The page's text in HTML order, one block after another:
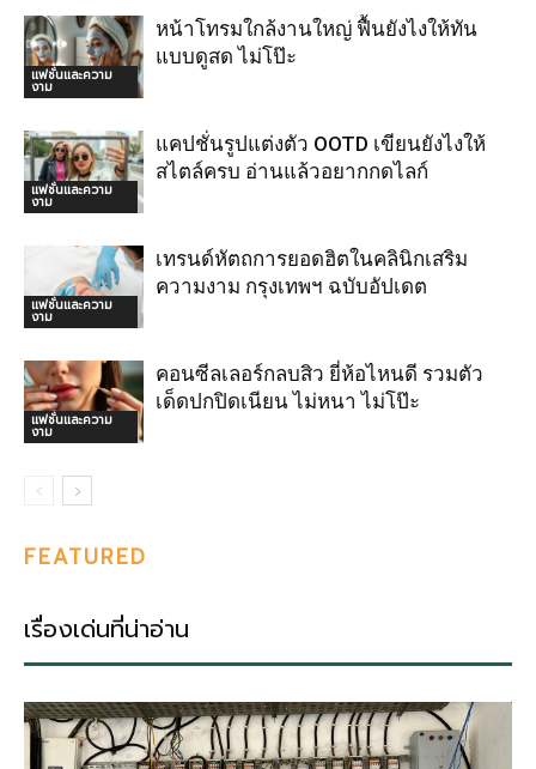
แฟชั่นและความ
งาม
หน้าโทรมใกล้งานใหญ่ ฟื้นยังไงให้ทัน
แบบดูสด ไม่โป๊ะ
แฟชั่นและความ
งาม
แคปชั่นรูปแต่งตัว OOTD เขียนยังไงให้
สไตล์ครบ อ่านแล้วอยากกดไลก์
แฟชั่นและความ
งาม
เทรนด์หัตถการยอดฮิตในคลินิกเสริม
ความงาม กรุงเทพฯ ฉบับอัปเดต
แฟชั่นและความ
งาม
คอนซีลเลอร์กลบสิว ยี่ห้อไหนดี รวมตัว
เด็ดปกปิดเนียน ไม่หนา ไม่โป๊ะ
FEATURED
เรื่องเด่นที่น่าอ่าน